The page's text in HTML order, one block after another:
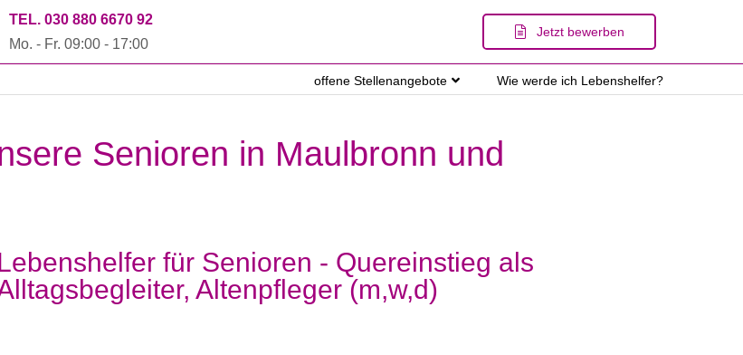
TEL. 030 880 6670 92
Mo. - Fr. 09:00 - 17:00
Jetzt bewerben
offene Stellenangebote Wie werde ich Lebenshelfer?
Senioren in Maulbronn und
für Senioren - Quereinstieg als
Altenpfleger (m,w,d)